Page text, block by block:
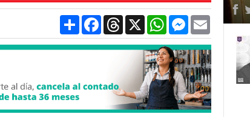
CompartirFacebookThreads
X WhatsAppMessenger